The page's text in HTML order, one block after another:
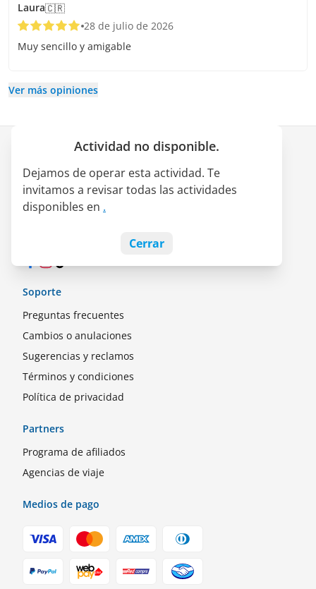
Laura🇨🇷
28 de julio de 2026
Muy sencillo y amigable
Ver más opiniones
Actividad no disponible.
Dejamos de operar esta actividad. Te
invitamos a revisar todas las actividades
disponibles en .
Cerrar
Quiénes somos
Alianza LATAM Pass
Empleos
Soporte
Preguntas frecuentes
Cambios o anulaciones
Sugerencias y reclamos
Términos y condiciones
Política de privacidad
Partners
Programa de afiliados
Agencias de viaje
Medios de pago